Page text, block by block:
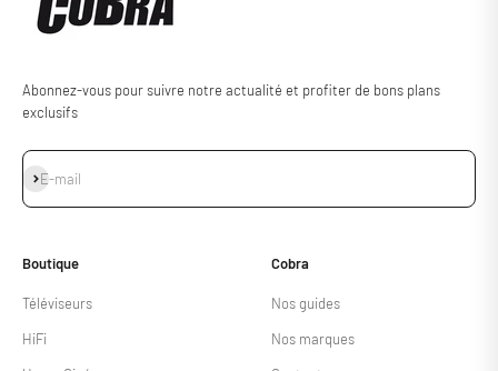
Abonnez-vous pour suivre notre actualité et profiter de bons plans
exclusifs
E-mail
S'inscrire
Boutique
Téléviseurs
HiFi
Cobra
Nos guides
Nos marques